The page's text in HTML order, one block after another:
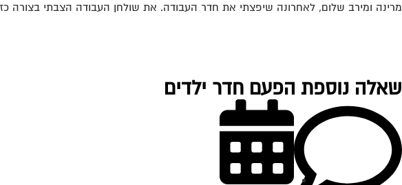
מרינה ומירב שלום, לאחרונה שיפצתי את חדר העבודה. את שולחן העבודה הצבתי בצורה
שאלה נוספת הפעם חדר ילדים